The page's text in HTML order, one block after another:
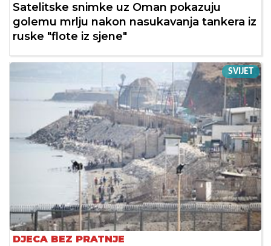
Satelitske snimke uz Oman pokazuju
golemu mrlju nakon nasukavanja tankera iz
ruske "flote iz sjene"
SVIJET
DJECA BEZ PRATNJE